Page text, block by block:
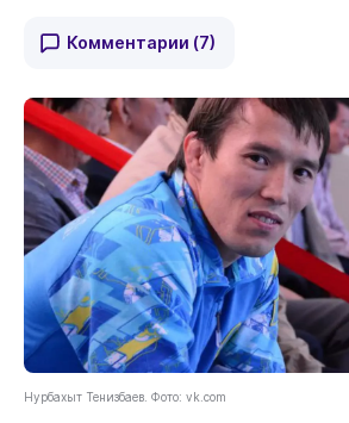
Комментарии (7)
Нурбахыт Тенизбаев. Фото: vk.com